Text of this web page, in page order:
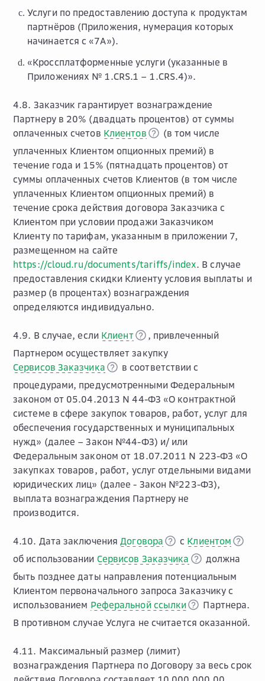
Услуги по предоставлению доступа к продуктам
партнёров (Приложения, нумерация которых
начинается с «7А»).
«Кроссплатформенные услуги (указанные в
Приложениях № 1.CRS.1 – 1.CRS.4)».
4.8. Заказчик гарантирует вознаграждение
Партнеру в 20% (двадцать процентов) от суммы
оплаченных счетов Клиентов
(в том числе
уплаченных Клиентом опционных премий) в
течение года и 15% (пятнадцать процентов) от
суммы оплаченных счетов Клиентов (в том числе
уплаченных Клиентом опционных премий) в
течение срока действия договора Заказчика с
Клиентом при условии продажи Заказчиком
Клиенту по тарифам, указанным в приложении 7,
размещенном на сайте
https://cloud.ru/documents/tariffs/index. В случае
предоставления скидки Клиенту условия выплаты и
размер (в процентах) вознаграждения
определяются индивидуально.
4.9. В случае, если Клиент
, привлеченный
Партнером осуществляет закупку
Сервисов Заказчика
в соответствии с
процедурами, предусмотренными Федеральным
законом от 05.04.2013 N 44-ФЗ «О контрактной
системе в сфере закупок товаров, работ, услуг для
обеспечения государственных и муниципальных
нужд» (далее – Закон №44-ФЗ) и/ или
Федеральным законом от 18.07.2011 N 223-ФЗ «О
закупках товаров, работ, услуг отдельными видами
юридических лиц» (далее - Закон №223-ФЗ),
выплата вознаграждения Партнеру не
производится.
4.10. Дата заключенияДоговора с Клиентом
об использовании Сервисов Заказчика
должна
быть позднее даты направления потенциальным
Клиентом первоначального запроса Заказчику с
использованием Реферальной ссылки
Партнера.
В противном случае Услуга не считается оказанной.
4.11. Максимальный размер (лимит)
вознаграждения Партнера по Договору за весь срок